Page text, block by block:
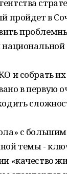
пройдет в
и собрать
в первую
с
темы -
«качество